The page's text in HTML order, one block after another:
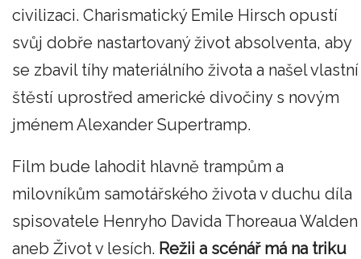
civilizaci. Charismatický Emile Hirsch opustí
svůj dobře nastartovaný život absolventa, aby
se zbavil tíhy materiálního života a našel vlastní
štěstí uprostřed americké divočiny s novým
jménem Alexander Supertramp.
Film bude lahodit hlavně trampům a
milovníkům samotářského života v duchu díla
spisovatele Henryho Davida Thoreaua Walden
aneb Život v lesích. Režii a scénář má na triku